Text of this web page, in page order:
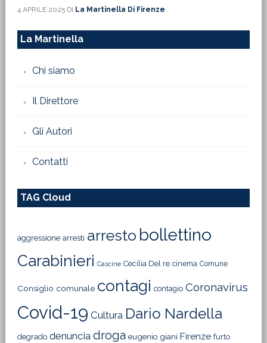
4 APRILE 2025DI La Martinella Di Firenze
La Martinella
Chi siamo
Il Direttore
Gli Autori
Contatti
TAG Cloud
aggressione arresti arresto bollettino
Carabinieri Cascine Cecilia Del re cinema Comune
Consiglio comunale contagi contagio Coronavirus
Covid-19 Cultura Dario Nardella
degrado denuncia droga eugenio giani Firenze furto